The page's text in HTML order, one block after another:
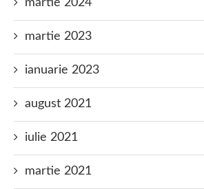
martie 2024
martie 2023
ianuarie 2023
august 2021
iulie 2021
martie 2021